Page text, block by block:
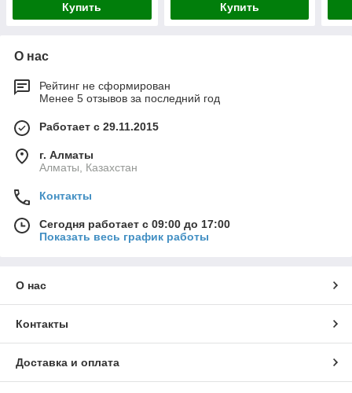
Купить Купить
О нас
Рейтинг не сформирован
Менее 5 отзывов за последний год
Работает с 29.11.2015
г. Алматы
Алматы, Казахстан
Контакты
Сегодня работает с 09:00 до 17:00
Показать весь график работы
О нас
Контакты
Доставка и оплата